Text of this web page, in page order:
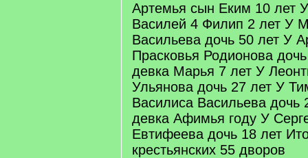
Артемья сын Еким 10 лет
Василей 4 Филип 2 лет У
Васильева дочь 50 лет У
Прасковья Родионова
девка Марья 7 лет У
Ульянова дочь 27 лет У
Василиса Васильева дочь
девка Афимья году У
Евтифеева дочь 18 лет
крестьянских 55 дворов